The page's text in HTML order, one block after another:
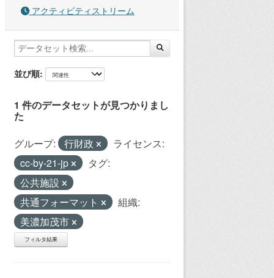
アクティビティストリーム
並び順
1 件のデータセットが見つかりまし
た
グループ: 行財政
ライセンス:
cc-by-21-jp
タグ:
公共施設
共通フォーマット
組織:
美濃加茂市
フィルタ結果